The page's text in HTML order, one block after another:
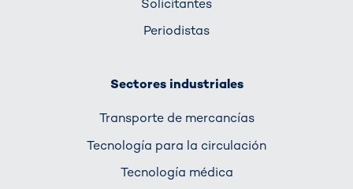
Solicitantes
Periodistas
Sectores industriales
Transporte de mercancías
Tecnología para la circulación
Tecnología médica